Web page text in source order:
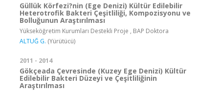
Güllük Körfezi?nin (Ege Denizi) Kültür Edilebilir
Heterotrofik Bakteri Çeşitliliği, Kompozisyonu ve
Bolluğunun Araştırılması
Yükseköğretim Kurumları Destekli Proje , BAP Doktora
ALTUĞ G. (Yürütücü)
2011 - 2014
Gökçeada Çevresinde (Kuzey Ege Denizi) Kültür
Edilebilir Bakteri Düzeyi ve Çeşitliliğinin
Araştırılması